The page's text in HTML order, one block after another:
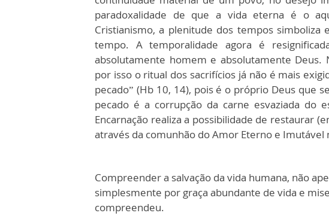
paradoxalidade de que a vida eterna é o
Cristianismo, a plenitude dos tempos simboliza
tempo. A temporalidade agora é
absolutamente homem e absolutamente Deus.
por isso o ritual dos sacrifícios já não é mais
pecado” (Hb 10, 14), pois é o próprio Deus que
pecado é a corrupção da carne esvaziada do
Encarnação realiza a possibilidade de restaurar
através da comunhão do Amor Eterno e Imutável
Compreender a salvação da vida humana, não
simplesmente por graça abundante de vida e
compreendeu.